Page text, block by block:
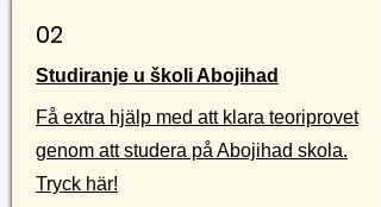
02
Studiranje u školi Abojihad
Få extra hjälp med att klara teoriprovet
genom att studera på Abojihad skola.
Tryck här!